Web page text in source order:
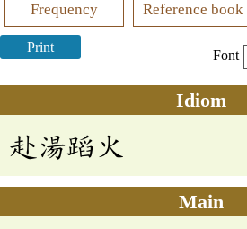
Frequency Reference book
Print
Font
Idiom
赴湯蹈火
Main